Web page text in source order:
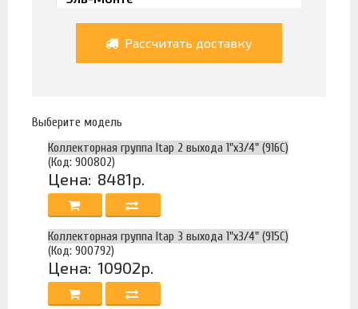
Рассчитать доставку
Выберите модель
Коллекторная группа Itap 2 выхода 1"х3/4" (916C)
(Код: 900802)
Цена: 8481р.
Коллекторная группа Itap 3 выхода 1"х3/4" (915C)
(Код: 900792)
Цена: 10902р.